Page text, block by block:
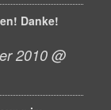
Danke!
2010 @